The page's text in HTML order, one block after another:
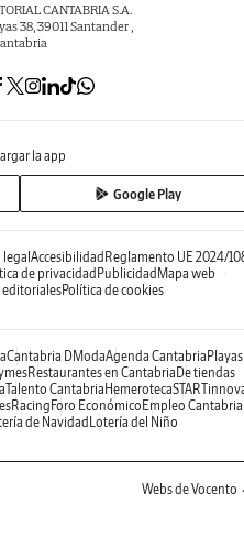
CANTABRIA S.A.
38, 39011 Santander ,
la app
Google Play
Accesibilidad Reglamento UE 2024/
de privacidad Publicidad Mapa web
Política de cookies
Cantabria DModaAgenda Cantabria Playas
Restaurantes en Cantabria De tiendas
Talento Cantabria Hemeroteca
Racing Foro Económico Empleo Cantabria
de Navidad Lotería del Niño
Webs de Vocento